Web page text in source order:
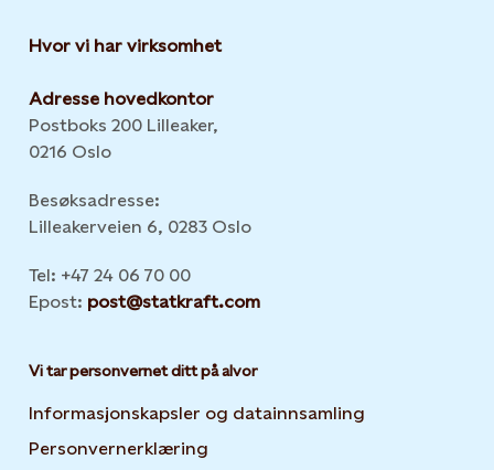
Hvor vi har virksomhet
Adresse hovedkontor
Postboks 200 Lilleaker,
0216 Oslo
Besøksadresse:
Lilleakerveien 6, 0283 Oslo
Tel: +47 24 06 70 00
Epost: post@statkraft.com
Vi tar personvernet ditt på alvor
Informasjonskapsler og datainnsamling
Personvernerklæring